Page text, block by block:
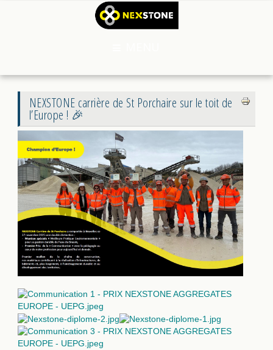
NEXSTONE carrière de St Porchaire sur le toit de
l’Europe ! 🎉